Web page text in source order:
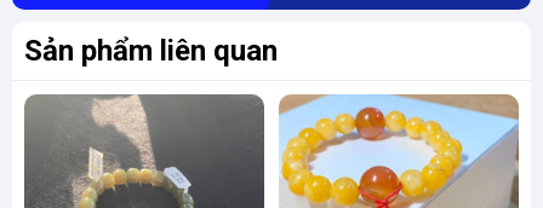
Ngoài giá trị về mặt sức khỏe, đá Aquamarine
còn được xem là một lá bùa hộ mệnh mang lại
may mắn và bình an, đặc biệt với những người
thường xuyên di chuyển trên biển.
Bùa hộ mệnh cho thủy thủ:Nhiều người tin
Sản phẩm liên quan